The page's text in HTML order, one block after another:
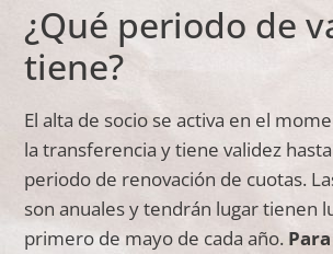
¿Qué periodo de
tiene?
El alta de socio se activa en el
la transferencia y tiene validez
periodo de renovación de cuotas.
son anuales y tendrán lugar tienen
primero de mayo de cada año.